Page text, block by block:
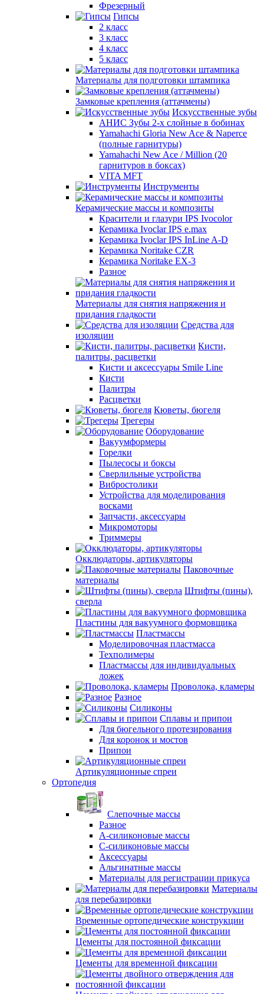
Фрезерный
Гипсы
2 класс
3 класс
4 класс
5 класс
Материалы для подготовки штампика
Замковые крепления (аттачмены)
Искусственные зубы
АНИС Зубы 2-х слойные в бобинах
Yamahachi Gloria New Ace & Naperce
(полные гарнитуры)
Yamahachi New Ace / Million (20
гарнитуров в боксах)
VITA MFT
Инструменты
Керамические массы и композиты
Красители и глазури IPS Ivocolor
Керамика Ivoclar IPS e.max
Керамика Ivoclar IPS InLine A-D
Керамика Noritake CZR
Керамика Noritake EX-3
Разное
Материалы для снятия напряжения и
придания гладкости
Средства для
изоляции
Кисти,
палитры, расцветки
Кисти и аксессуары Smile Line
Кисти
Палитры
Расцветки
Кюветы, бюгеля
Трегеры
Оборудование
Вакуумформеры
Горелки
Пылесосы и боксы
Сверлильные устройства
Вибростолики
Устройства для моделирования
восками
Запчасти, аксессуары
Микромоторы
Триммеры
Окклюдаторы, артикуляторы
Паковочные
материалы
Штифты (пины),
сверла
Пластины для вакуумного формовщика
Пластмассы
Моделировочная пластмасса
Техполимеры
Пластмассы для индивидуальных
ложек
Проволока, кламеры
Разное
Силиконы
Сплавы и припои
Для бюгельного протезирования
Для коронок и мостов
Припои
Артикуляционные спреи
Ортопедия
Слепочные массы
Разное
А-силиконовые массы
С-силиконовые массы
Аксессуары
Альгинатные массы
Материалы для регистрации прикуса
Материалы
для перебазировки
Временные ортопедические конструкции
Цементы для постоянной фиксации
Цементы для временной фиксации